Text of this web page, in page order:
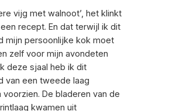
vijg met walnoot’, het klinkt
recept. En dat terwijl ik dit
mijn persoonlijke kok moet
zelf voor mijn avondeten
deze sjaal heb ik dit
van een tweede laag
voorzien. De bladeren van de
kwamen uit